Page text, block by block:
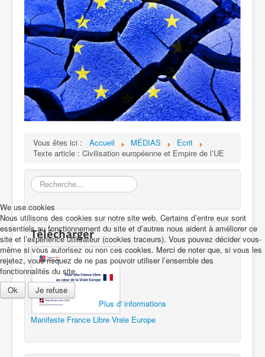
ENGLISH / OTHER
Vous êtes ici : Accueil MÉDIAS
Ecrit
Texte article : Civilisation européenne et Empire de l’UE
Rechercher
Télécharger
Manifeste France Libre Vraie Europe
We use cookies
Nous utilisons des cookies sur notre site web. Certains d’entre eux sont
essentiels au fonctionnement du site et d’autres nous aident à améliorer ce
site et l’expérience utilisateur (cookies traceurs). Vous pouvez décider vous-
même si vous autorisez ou non ces cookies. Merci de noter que, si vous les
rejetez, vous risquez de ne pas pouvoir utiliser l’ensemble des
fonctionnalités du site.
Ok
Je refuse
Plus d' informations